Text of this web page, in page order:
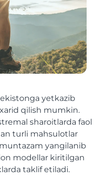
yetkazib
qilish mumkin.
sharoitlarda faol
turli mahsulotlar
yangilanib
modellar kiritilgan
taklif etiladi.